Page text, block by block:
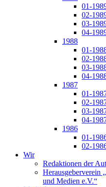
01-
02-
03-
04-
1988
01-
02-
03-
04-
1987
01-
02-
03-
04-
1986
01-
02-
Wir
Redaktionen der
Herausgeberverein
und Medien e.V.“